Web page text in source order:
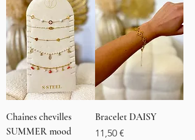
Chaînes chevilles
SUMMER mood
Bracelet DAISY
Preis
11,50 €